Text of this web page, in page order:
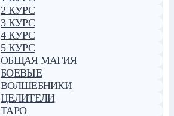
2 КУРС
3 КУРС
4 КУРС
5 КУРС
ОБЩАЯ МАГИЯ
БОЕВЫЕ
ВОЛШЕБНИКИ
ЦЕЛИТЕЛИ
ТАРО